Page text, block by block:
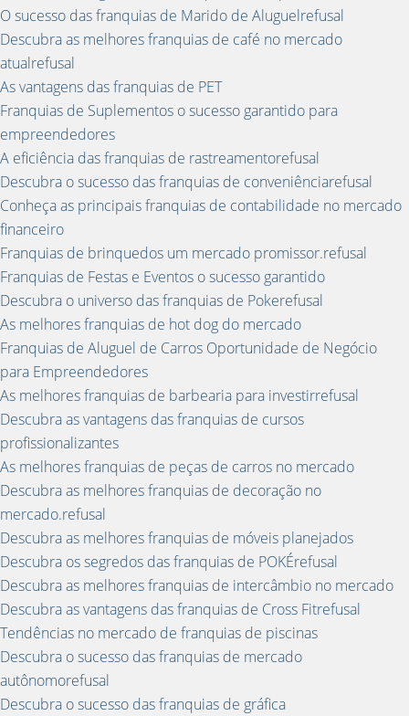
O sucesso das franquias de Marido de Aluguelrefusal
Descubra as melhores franquias de café no mercado
atualrefusal
As vantagens das franquias de PET
Franquias de Suplementos o sucesso garantido para
empreendedores
A eficiência das franquias de rastreamentorefusal
Descubra o sucesso das franquias de conveniênciarefusal
Conheça as principais franquias de contabilidade no mercado
financeiro
Franquias de brinquedos um mercado promissor.refusal
Franquias de Festas e Eventos o sucesso garantido
Descubra o universo das franquias de Pokerefusal
As melhores franquias de hot dog do mercado
Franquias de Aluguel de Carros Oportunidade de Negócio
para Empreendedores
As melhores franquias de barbearia para investirrefusal
Descubra as vantagens das franquias de cursos
profissionalizantes
As melhores franquias de peças de carros no mercado
Descubra as melhores franquias de decoração no
mercado.refusal
Descubra as melhores franquias de móveis planejados
Descubra os segredos das franquias de POKÉrefusal
Descubra as melhores franquias de intercâmbio no mercado
Descubra as vantagens das franquias de Cross Fitrefusal
Tendências no mercado de franquias de piscinas
Descubra o sucesso das franquias de mercado
autônomorefusal
Descubra o sucesso das franquias de gráfica